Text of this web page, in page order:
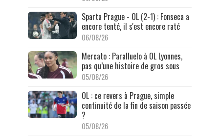
Sparta Prague - OL (2-1) : Fonseca a
encore tenté, il s'est encore raté
06/08/26
Mercato : Paralluelo à OL Lyonnes,
pas qu’une histoire de gros sous
05/08/26
OL : ce revers à Prague, simple
continuité de la fin de saison passée
?
05/08/26